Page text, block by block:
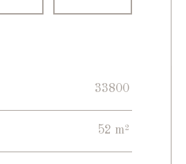
33800
52 m²